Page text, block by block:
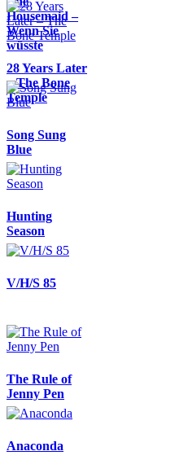
Housemaid –
Wenn Sie
wüsste
28 Years Later
– The Bone
Temple
Song Sung
Blue
Hunting
Season
V/H/S 85
The Rule of
Jenny Pen
Anaconda